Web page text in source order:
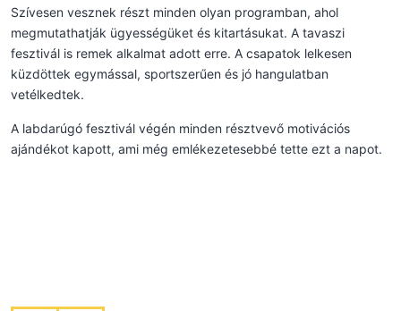
Szívesen vesznek részt minden olyan programban, ahol
megmutathatják ügyességüket és kitartásukat. A tavaszi
fesztivál is remek alkalmat adott erre. A csapatok lelkesen
küzdöttek egymással, sportszerűen és jó hangulatban
vetélkedtek.
A labdarúgó fesztivál végén minden résztvevő motivációs
ajándékot kapott, ami még emlékezetesebbé tette ezt a napot.